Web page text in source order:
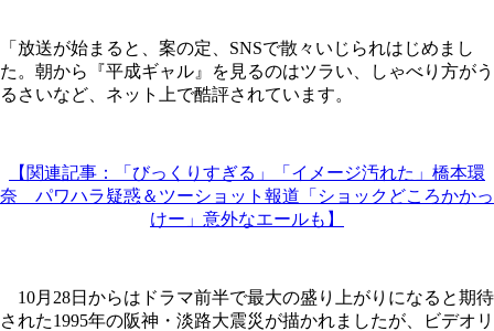
「放送が始まると、案の定、SNSで散々いじられはじめまし
た。朝から『平成ギャル』を見るのはツラい、しゃべり方がう
るさいなど、ネット上で酷評されています。
【関連記事：「びっくりすぎる」「イメージ汚れた」橋本環
奈 パワハラ疑惑＆ツーショット報道「ショックどころかかっ
けー」意外なエールも】
10月28日からはドラマ前半で最大の盛り上がりになると期待
された1995年の阪神・淡路大震災が描かれましたが、ビデオリ